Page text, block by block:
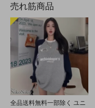
売れ筋商品
全品送料無料一部除く ユニ